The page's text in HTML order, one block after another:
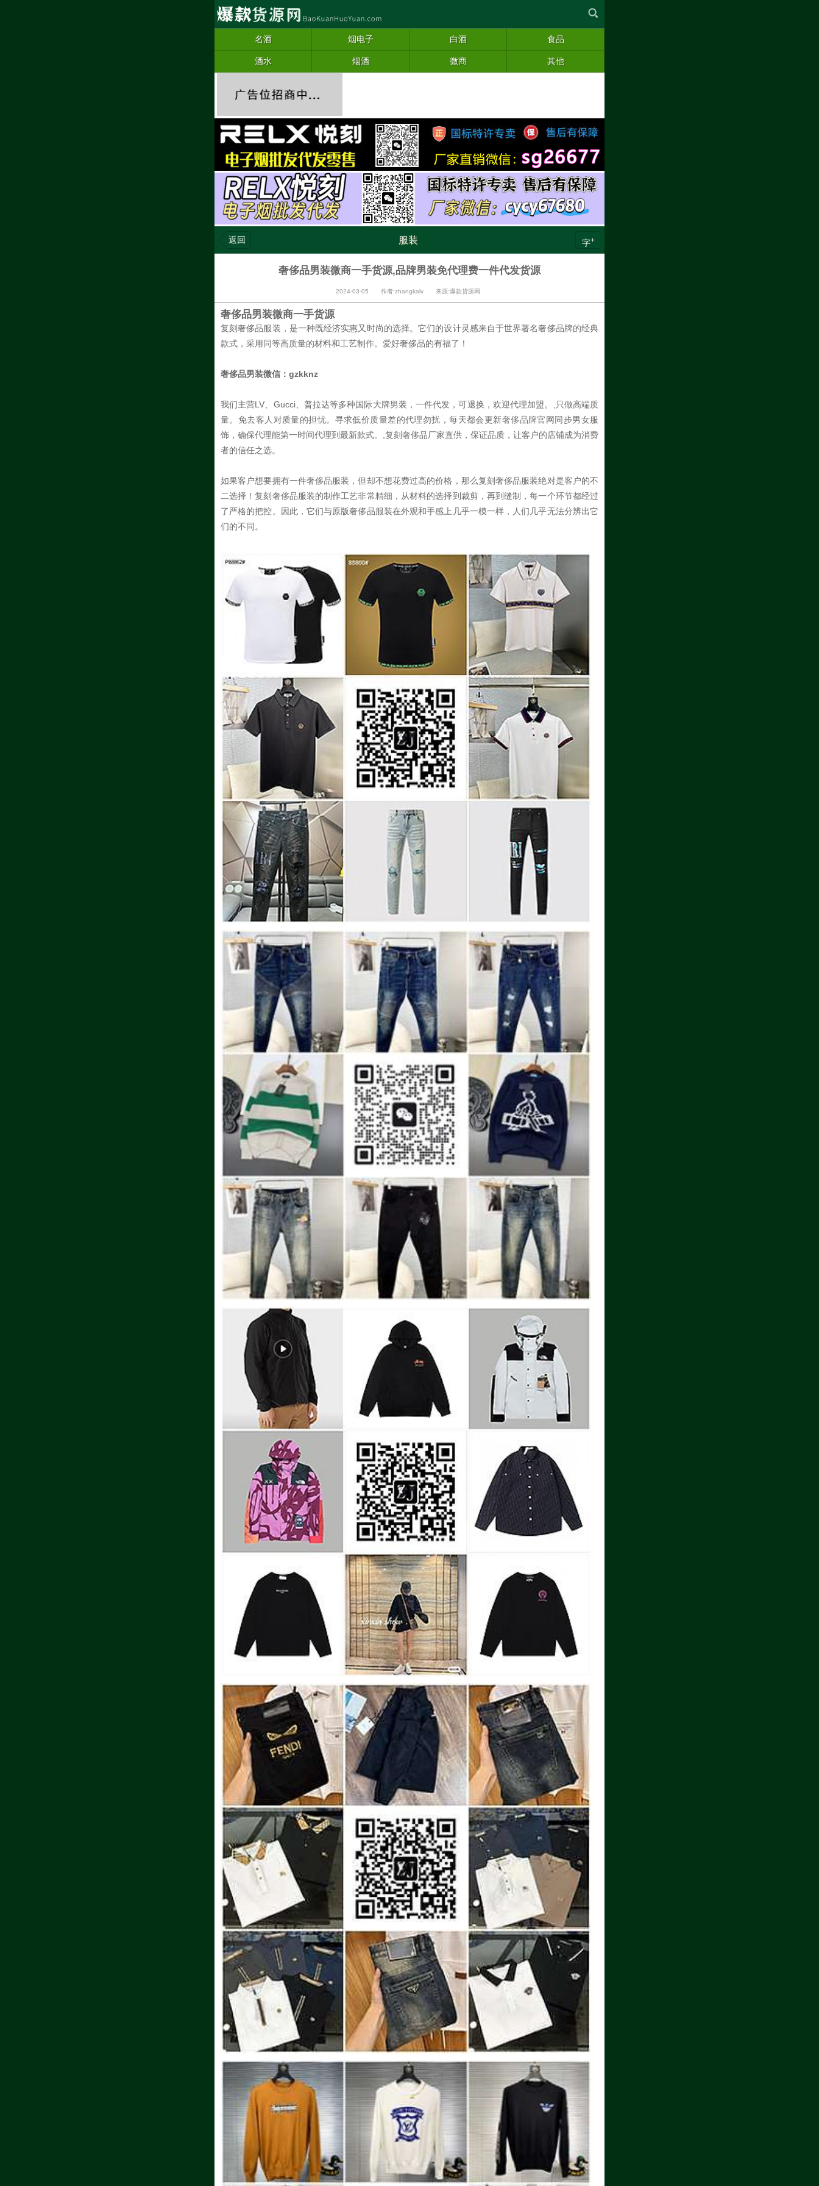
名酒 烟电子 白酒 食品
酒水 烟酒 微商 其他
返回 服装 字+
奢侈品男装微商一手货源,品牌男装免代理费一件代发货源
2024-03-05 作者:zhangkalv 来源:爆款货源网
奢侈品男装微商一手货源
复刻奢侈品服装，是一种既经济实惠又时尚的选择。它们的设计灵感来自于世界著名奢侈品牌的经典
款式，采用同等高质量的材料和工艺制作。爱好奢侈品的有福了！
奢侈品男装微信：gzkknz
我们主营LV、Gucci、普拉达等多种国际大牌男装，一件代发，可退换，欢迎代理加盟。,只做高端质
量。免去客人对质量的担忧。寻求低价质量差的代理勿扰，每天都会更新奢侈品牌官网同步男女服
饰，确保代理能第一时间代理到最新款式。,复刻奢侈品厂家直供，保证品质，让客户的店铺成为消费
者的信任之选。
如果客户想要拥有一件奢侈品服装，但却不想花费过高的价格，那么复刻奢侈品服装绝对是客户的不
二选择！复刻奢侈品服装的制作工艺非常精细，从材料的选择到裁剪，再到缝制，每一个环节都经过
了严格的把控。因此，它们与原版奢侈品服装在外观和手感上几乎一模一样，人们几乎无法分辨出它
们的不同。